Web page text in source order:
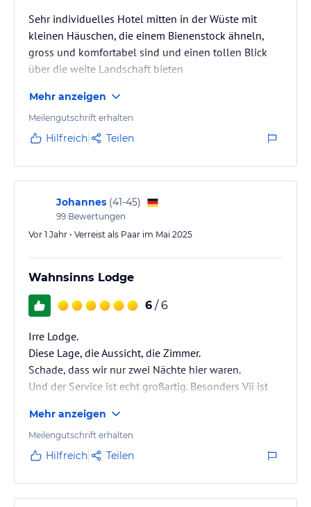
Sehr individuelles Hotel mitten in der Wüste mit
kleinen Häuschen, die einem Bienenstock ähneln,
gross und komfortabel sind und einen tollen Blick
über die weite Landschaft bieten
Mehr anzeigen
Meilengutschrift erhalten
Hilfreich Teilen
Johannes (41-45)
99 Bewertungen
Vor 1 Jahr • Verreist als Paar im Mai 2025
Wahnsinns Lodge
6 / 6
Irre Lodge.
Diese Lage, die Aussicht, die Zimmer.
Schade, dass wir nur zwei Nächte hier waren.
Und der Service ist echt großartig. Besonders Vii ist
Mehr anzeigen
Meilengutschrift erhalten
Hilfreich Teilen